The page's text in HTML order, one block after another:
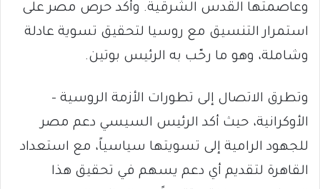
وعاصمتها القدس الشرقية. وأكد حرص مصر على
استمرار التنسيق مع روسيا لتحقيق تسوية عادلة
وشاملة، وهو ما رحّب به الرئيس بوتين.
وتطرق الاتصال إلى تطورات الأزمة الروسية –
الأوكرانية، حيث أكد الرئيس السيسي دعم مصر
للجهود الرامية إلى تسويتها سياسياً، مع استعداد
القاهرة لتقديم أي دعم يسهم في تحقيق هذا